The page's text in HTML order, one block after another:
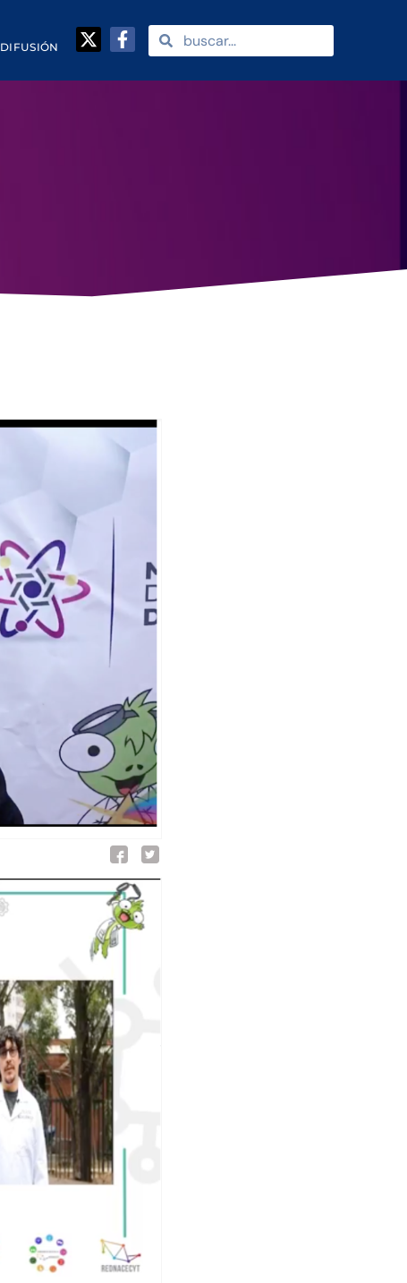
DIFUSIÓN